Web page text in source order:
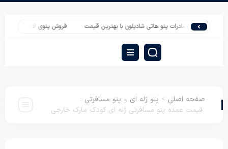
صادرات پتو هاتی شادیلون با بهترین قیمت فروش پتوی لاله یکنفره گلدار
صفحه اصلی > پتو ژله ای و پتو مسافرتی :
قیمت عمده پتو مسافرتی ژله ای کودک مارک خارجی